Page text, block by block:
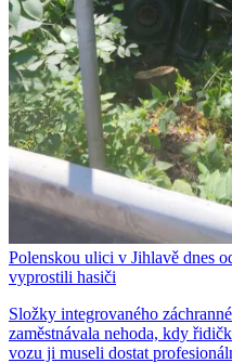
Polenskou ulici v Jihlavě dnes
vyprostili hasiči
Složky integrovaného
zaměstnávala nehoda, kdy
vozu ji museli dostat